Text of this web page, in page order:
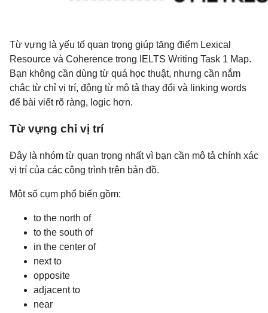
Từ vựng là yếu tố quan trọng giúp tăng điểm Lexical
Resource và Coherence trong IELTS Writing Task 1 Map.
Bạn không cần dùng từ quá học thuật, nhưng cần nắm
chắc từ chỉ vị trí, động từ mô tả thay đổi và linking words
để bài viết rõ ràng, logic hơn.
Từ vựng chỉ vị trí
Đây là nhóm từ quan trọng nhất vì bạn cần mô tả chính xác
vị trí của các công trình trên bản đồ.
Một số cụm phổ biến gồm:
to the north of
to the south of
in the center of
next to
opposite
adjacent to
near